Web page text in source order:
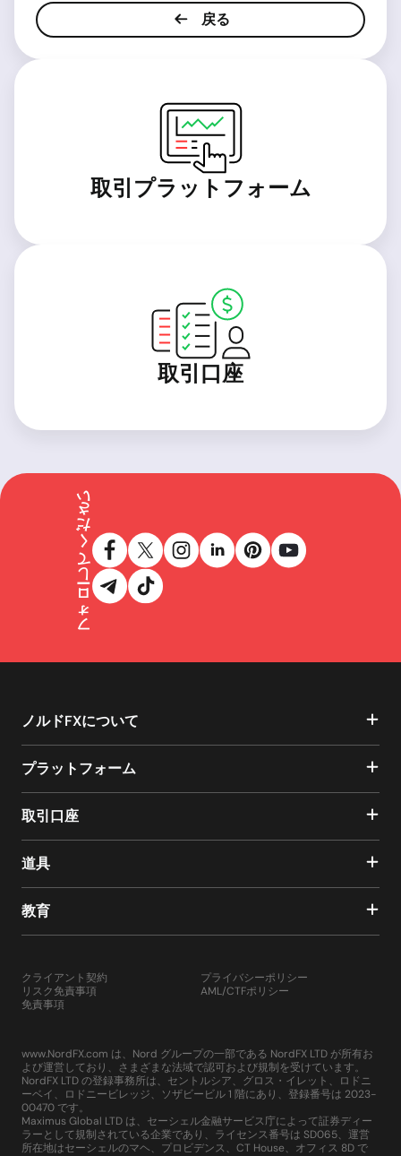
戻る
取引プラットフォーム
取引口座
フォローしてください
ノルドFXについて
プラットフォーム
取引口座
道具
教育
クライアント契約
リスク免責事項
免責事項
プライバシーポリシー
AML/CTFポリシー
www.NordFX.com は、Nord グループの一部である NordFX LTD が所有お
よび運営しており、さまざまな法域で認可および規制を受けています。
NordFX LTD の登録事務所は、セントルシア、グロス・イレット、ロドニ
ーベイ、ロドニービレッジ、ソザビービル 1 階にあり、登録番号は 2023-
00470 です。
Maximus Global LTD は、セーシェル金融サービス庁によって証券ディー
ラーとして規制されている企業であり、ライセンス番号は SD065、運営
所在地はセーシェルのマヘ、プロビデンス、CT House、オフィス 8D で